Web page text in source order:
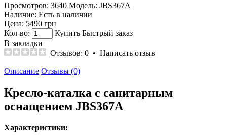
Просмотров: 3640 Модель: JBS367A
Наличие: Есть в наличии
Цена: 5490 грн
Кол-во:
Купить Быстрый заказ
В закладки
Отзывов: 0 • Написать отзыв
Описание Отзывы (0)
Кресло-каталка с санитарным
оснащением JBS367A
Характеристики: